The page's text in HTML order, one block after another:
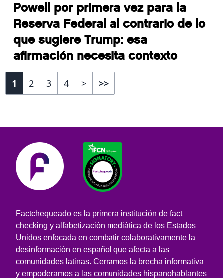
Powell por primera vez para la
Reserva Federal al contrario de lo
que sugiere Trump: esa
afirmación necesita contexto
1 2 3 4 > >>
Factchequeado es la primera institución de fact
checking y alfabetización mediática de los Estados
Unidos enfocada en combatir colaborativamente la
desinformación en español que afecta a las
comunidades latinas. Cerramos la brecha informativa
y empoderamos a las comunidades hispanohablantes